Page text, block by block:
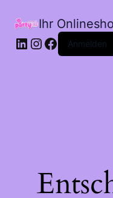
Ihr
LinkedIn
Instagram
Facebook
Anmelden